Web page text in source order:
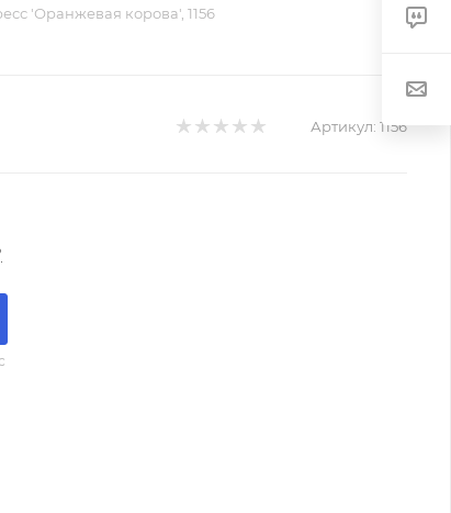
'Оранжевая корова', 1156
Артикул: 1156